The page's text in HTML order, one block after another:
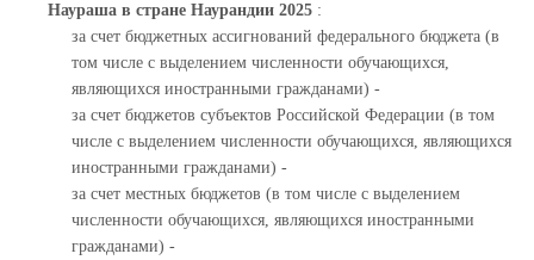
Наураша в стране Наурандии 2025 :
за счет бюджетных ассигнований федерального бюджета (в
том числе с выделением численности обучающихся,
являющихся иностранными гражданами) -
за счет бюджетов субъектов Российской Федерации (в том
числе с выделением численности обучающихся, являющихся
иностранными гражданами) -
за счет местных бюджетов (в том числе с выделением
численности обучающихся, являющихся иностранными
гражданами) -